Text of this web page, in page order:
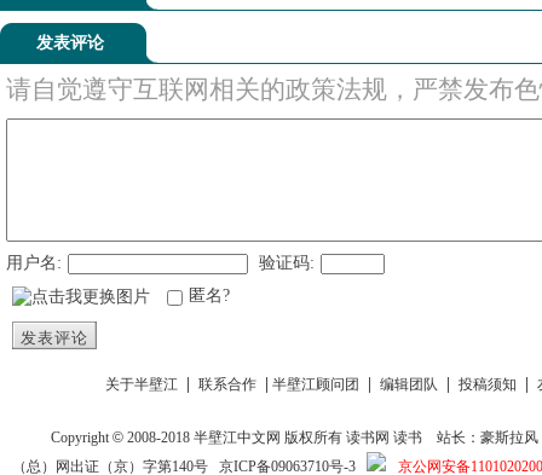
发表评论
请自觉遵守互联网相关的政策法规，严禁发布
用户名:
验证码:
匿名?
发表评论
关于半壁江 联系合作 半壁江顾问团 编辑团队 投稿须知
Copyright © 2008-2018半壁江中文网 版权所有读书网 读书
站长：豪斯拉风
（总）网出证（京）字第140号 京ICP备09063710号-3 京公网安备